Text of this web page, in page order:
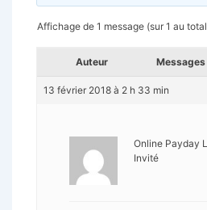
Affichage de 1 message (sur 1 au
Auteur Messages
13 février 2018 à 2 h 33 min
Online Payday
Invité